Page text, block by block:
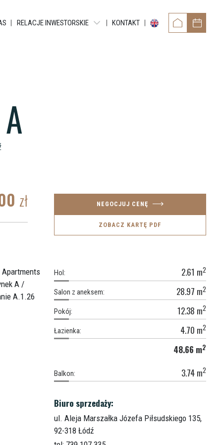
RELACJE INWESTORSKIE
POZOSTAŁE DOKUMENTY
OBLIGACJE
KONTAKT
zł NEGOCJUJ CENĘ
ZOBACZ KARTĘ PDF
Hol: 2.61 m2
Salon z aneksem: 28.97 m2
Pokój: 12.38 m2
Łazienka: 4.70 m2
48.66 m2
Balkon: 3.74 m2
Biuro sprzedaży:
ul. Aleja Marszałka Józefa Piłsudskiego 135,
92-318 Łódź